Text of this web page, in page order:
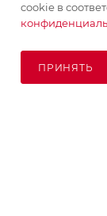
cookie в
ПРИНЯТЬ